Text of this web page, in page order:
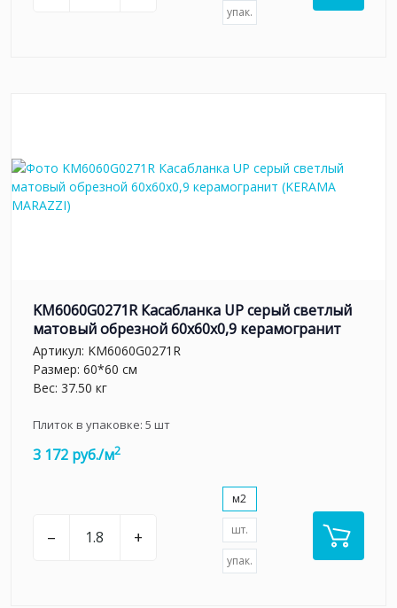
упак.
KM6060G0271R Касабланка UP серый светлый
матовый обрезной 60x60x0,9 керамогранит
Артикул: KM6060G0271R
Размер: 60*60 см
Вес: 37.50 кг
Плиток в упаковке: 5 шт
3 172 руб./м2
– +
м2
шт.
упак.